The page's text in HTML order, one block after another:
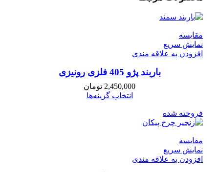
مقايسه
نمایش سریع
افزودن به علاقه مندی
باربند پژو 405 فلزی رونیزی
2,450,000 تومان
انتخاب گزینه‌ها
فروخته شده
مقايسه
نمایش سریع
افزودن به علاقه مندی